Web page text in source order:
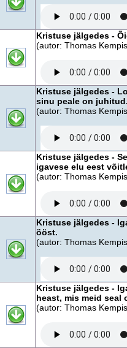
Kristuse jälgedes -
(autor: Thomas
Kristuse jälgedes -
sinu peale on
(autor: Thomas
Kristuse jälgedes -
igavese elu eest
(autor: Thomas
Kristuse jälgedes -
ööst.
(autor: Thomas
Kristuse jälgedes -
heast, mis meid seal
(autor: Thomas